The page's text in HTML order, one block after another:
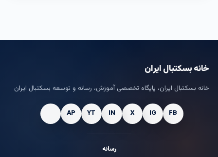
خانه بسکتبال ایران
خانه بسکتبال ایران، پایگاه تخصصی آموزش، رسانه و توسعه بسکتبال ایران
رسانه